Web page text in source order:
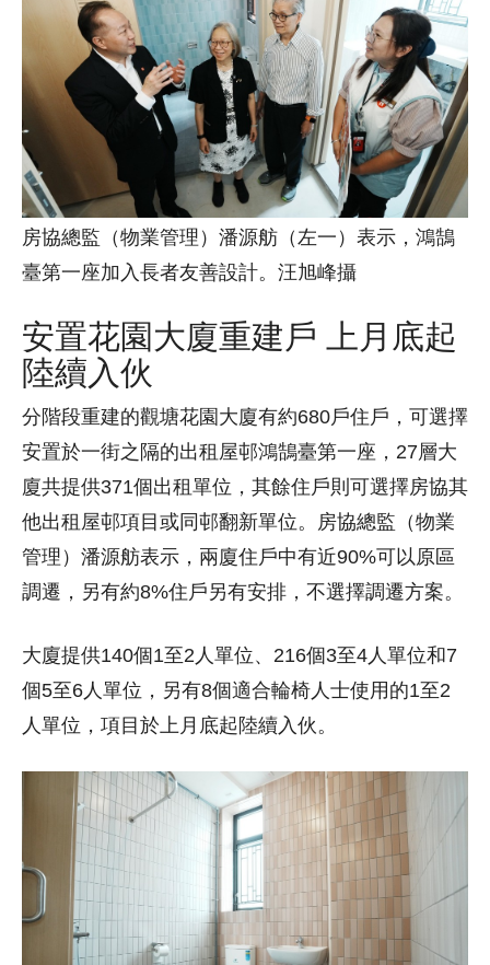
房協總監（物業管理）潘源舫（左一）表示，鴻鵠
臺第一座加入長者友善設計。汪旭峰攝
安置花園大廈重建戶 上月底起
陸續入伙
分階段重建的觀塘花園大廈有約680戶住戶，可選擇
安置於一街之隔的出租屋邨鴻鵠臺第一座，27層大
廈共提供371個出租單位，其餘住戶則可選擇房協其
他出租屋邨項目或同邨翻新單位。房協總監（物業
管理）潘源舫表示，兩廈住戶中有近90%可以原區
調遷，另有約8%住戶另有安排，不選擇調遷方案。
大廈提供140個1至2人單位、216個3至4人單位和7
個5至6人單位，另有8個適合輪椅人士使用的1至2
人單位，項目於上月底起陸續入伙。